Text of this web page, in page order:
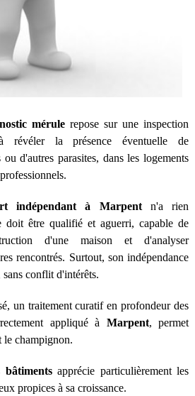
mérulerepose sur une inspection
révéler la présence éventuelle de
d'autres parasites, dans les logements
indépendant à Marpentn'a rien
doit être qualifié et aguerri, capable de
d'une maison et d'analyser
rencontrés. Surtout, son indépendance
conflit d'intérêts.
un traitement curatif en profondeur des
appliqué à Marpent, permet
le champignon.
bâtimentsapprécie particulièrement les
propices à sa croissance.